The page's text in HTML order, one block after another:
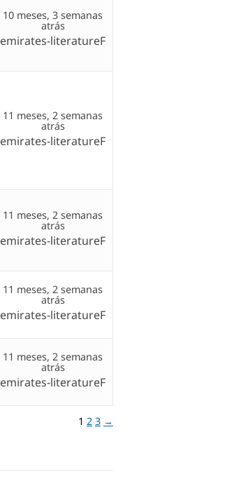
10 meses, 3 semanas
atrás
emirates-literatureF
11 meses, 2 semanas
atrás
emirates-literatureF
11 meses, 2 semanas
atrás
emirates-literatureF
11 meses, 2 semanas
atrás
emirates-literatureF
11 meses, 2 semanas
atrás
emirates-literatureF
1 2 3 →